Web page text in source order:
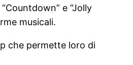
e “Jolly
musicali.
che permette loro di